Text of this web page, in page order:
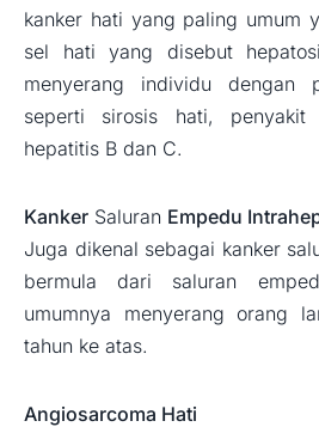
kanker hati yang paling umum
sel hati yang disebut
menyerang individu dengan
seperti sirosis hati,
hepatitis B dan C.
Kanker Saluran Empedu
Juga dikenal sebagai kanker
bermula dari saluran
umumnya menyerang orang
tahun ke atas.
Angiosarcoma Hati